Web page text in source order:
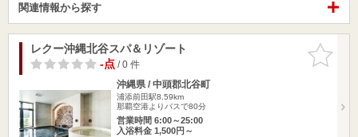
関連情報から探す
お気に入
りに追加
レクー沖縄北谷スパ＆リゾート
-点/ 0 件
沖縄県 / 中頭郡北谷町
浦添前田駅8.59km
那覇空港よりバスで80分
営業時間 6:00～25:00
入浴料金 1,500円～